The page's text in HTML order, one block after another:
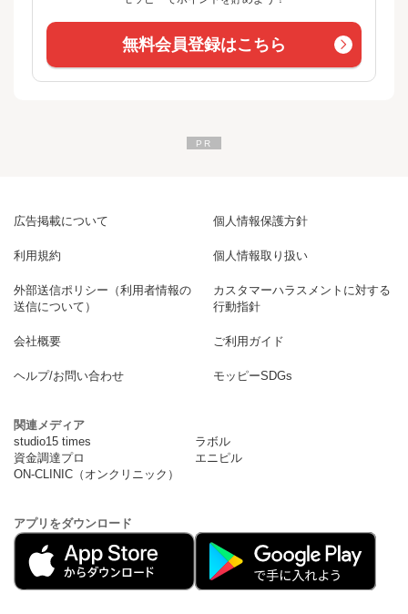
無料会員登録はこちら
広告掲載について 個人情報保護方針
利用規約 個人情報取り扱い
外部送信ポリシー（利用者情報の
送信について）
カスタマーハラスメントに対する
行動指針
会社概要 ご利用ガイド
ヘルプ/お問い合わせ モッピーSDGs
関連メディア
studio15 times
ラボル
資金調達プロ
エニピル
ON-CLINIC（オンクリニック）
アプリをダウンロード